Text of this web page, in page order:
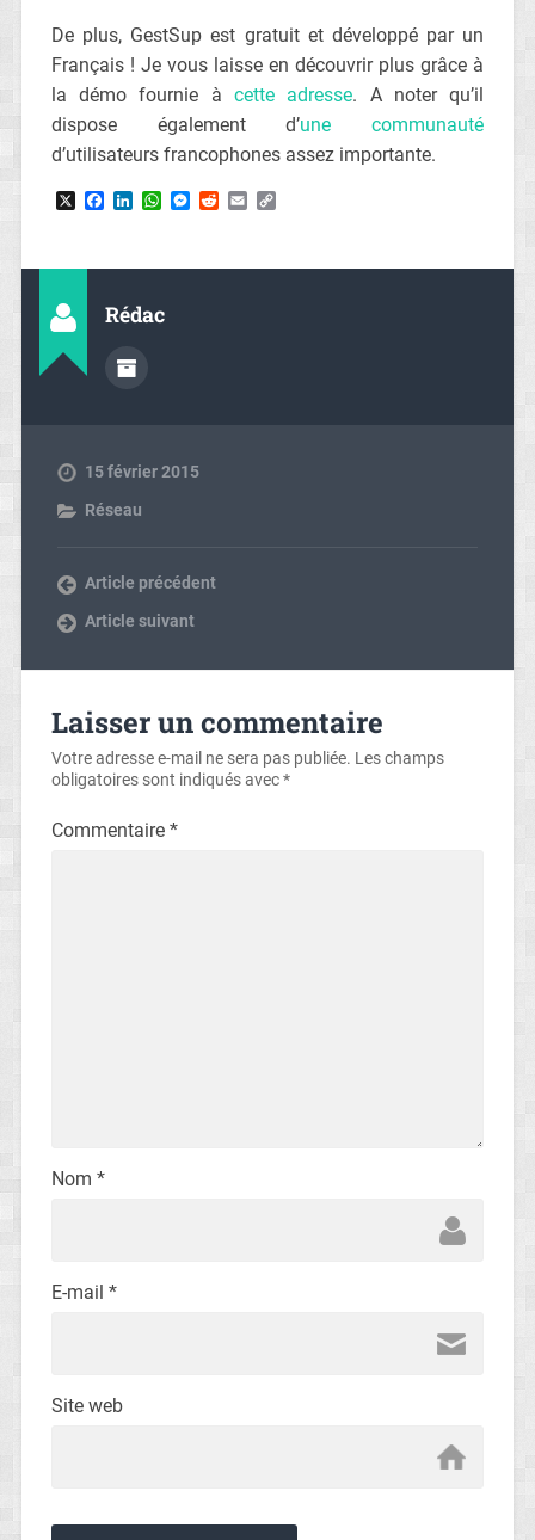
De plus, GestSup est gratuit et développé par un
Français ! Je vous laisse en découvrir plus grâce à
la démo fournie à cette adresse. A noter qu’il
dispose également d’une communauté
d’utilisateurs francophones assez importante.
X
Facebook
LinkedIn
WhatsApp
Messenger
Reddit
EmailCopy
Rédac
15 février 2015
Réseau
Article précédent
Article suivant
Laisser un commentaire
Votre adresse e-mail ne sera pas publiée. Les champs
obligatoires sont indiqués avec*
Commentaire *
Nom *
E-mail *
Site web